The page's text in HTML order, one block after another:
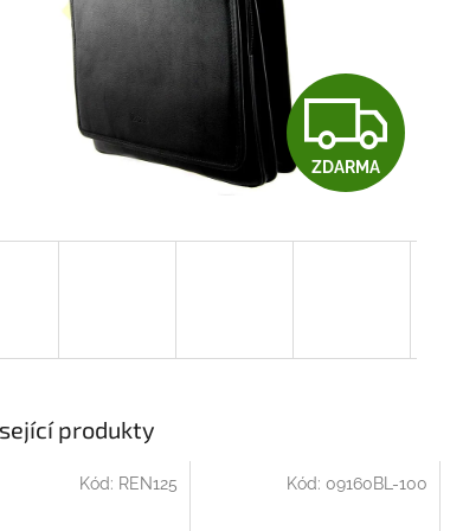
Z
D
R
M
ZDARMA
produkty
Kód: REN125 Kód: 09160BL-100